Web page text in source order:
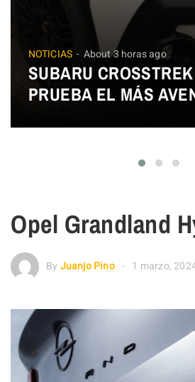
NOTICIAS About 3 horas ago
SUBARU
PRUEBA EL MÁS
Opel Grandland
By Juanjo Pino 1 marzo,